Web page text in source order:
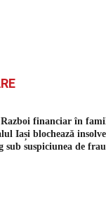
Razboi financiar în
Iași blochează
sub suspiciunea de